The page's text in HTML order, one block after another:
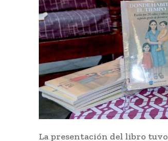
La presentación del libro tuvo